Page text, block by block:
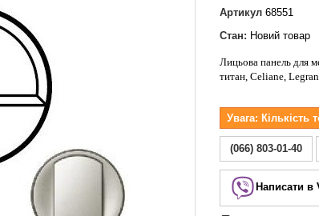
Legrand Valena Allure
Legrand Valena Classic
Legrand Valena Life
Lezard
Артикул 68551
Стан: Новий товар
Лицьова панель для
титан, Celiane,
Увага: Кількість
(066) 803-01-40
Написати в